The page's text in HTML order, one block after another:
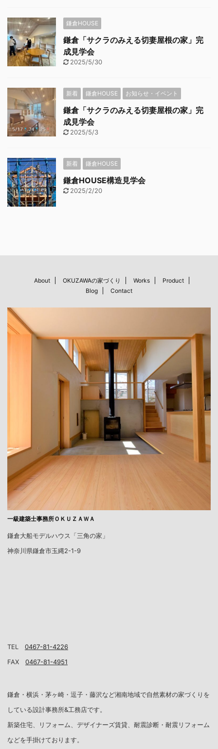
鎌倉HOUSE
鎌倉「サクラのみえる切妻屋根の家」完
成見学会
2025/5/30
新着 鎌倉HOUSE お知らせ・イベント
鎌倉「サクラのみえる切妻屋根の家」完
成見学会
2025/5/3
新着 鎌倉HOUSE
鎌倉HOUSE構造見学会
2025/2/20
About OKUZAWAの家づくり Works
Product
Blog
Contact
一級建築士事務所ＯＫＵＺＡＷＡ
鎌倉大船モデルハウス「三角の家」
神奈川県鎌倉市玉縄2-1-9
TEL 0467-81-4226
FAX 0467-81-4951
鎌倉・横浜・茅ヶ崎・逗子・藤沢など湘南地域で自然素材の家づくりを
している設計事務所&工務店です。
新築住宅、リフォーム、デザイナーズ賃貸、耐震診断・耐震リフォーム
などを手掛けております。